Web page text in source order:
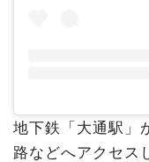
地下鉄「大通駅」
路などへアクセス